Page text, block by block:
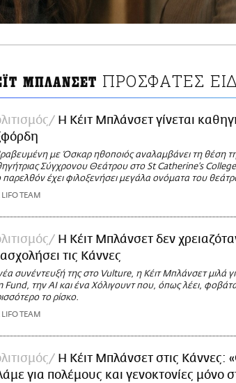
ΜΠΛΑΝΣΕΤ ΠΡΟΣΦΑΤΕΣ
Η Κέιτ Μπλάνσετ γίνεται
με Όσκαρ ηθοποιός αναλαμβάνει τη θέση
Σύγχρονου Θεάτρου στο St Catherine’s
παρελθόν έχει φιλοξενήσει μεγάλα ονόματα του
LIFO TEAM
Η Κέιτ Μπλάνσετ δεν
τις Κάννες
συνέντευξή της στο Vulture, η Κέιτ Μπλάνσετ μιλά
Fund, την AI και ένα Χόλιγουντ που, όπως λέει,
το ρίσκο.
LIFO TEAM
Η Κέιτ Μπλάνσετ στις Κάννες:
για πολέμους και γενοκτονίες μόνο